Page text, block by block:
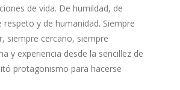
de vida. De humildad, de
y de humanidad. Siempre
siempre cercano, siempre
y experiencia desde la sencillez de
protagonismo para hacerse